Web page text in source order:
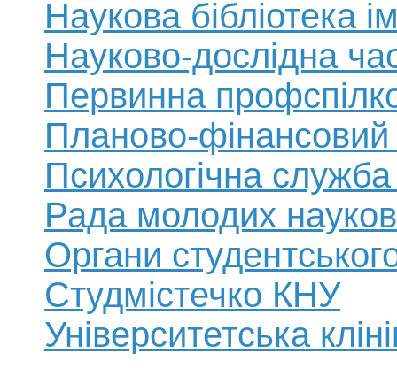
Наукова бібліотека
Науково-дослідна
Первинна
Планово-фінансовий
Психологічна служба
Рада молодих
Органи
Студмістечко КНУ
Університетська